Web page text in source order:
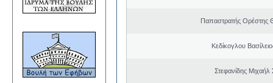
Παπαστρατής Ορέστης
Κεδίκογλου
Στεφανίδης